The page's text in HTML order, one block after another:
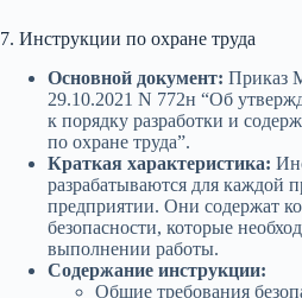
7. Инструкции по охране труда
Основной документ: Приказ
29.10.2021 N 772н “Об
к порядку разработки и
по охране труда”.
Краткая характеристика:
разрабатываются для каждой
предприятии. Они содержат
безопасности, которые
выполнении работы.
Содержание инструкции:
Общие требования